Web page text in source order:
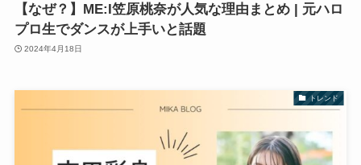
【なぜ？】ME:I笠原桃奈が人気な理由まとめ | 元ハロ
プロ生でダンスが上手いと話題
2024年4月18日
トレンド